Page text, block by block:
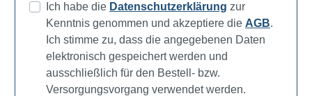
Ich habe die Datenschutzerklärung zur
Kenntnis genommen und akzeptiere die AGB.
Ich stimme zu, dass die angegebenen Daten
elektronisch gespeichert werden und
ausschließlich für den Bestell- bzw.
Versorgungsvorgang verwendet werden.